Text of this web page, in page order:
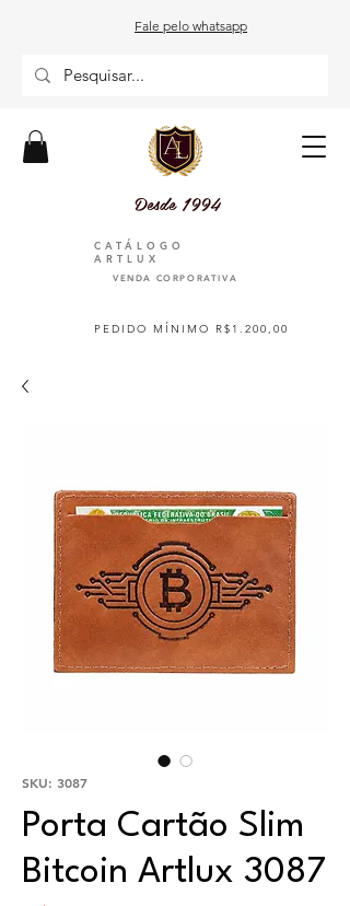
Fale pelo whatsapp
Desde 1994
PEDIDO MÍNIMO R$1.200,00
CATÁLOGO
ARTLUX
VENDA CORPORATIVA
SKU: 3087
Porta Cartão Slim
Bitcoin Artlux 3087